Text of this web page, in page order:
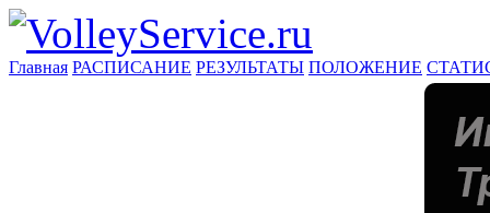
Главная РАСПИСАНИЕ РЕЗУЛЬТАТЫ ПОЛОЖЕНИЕ